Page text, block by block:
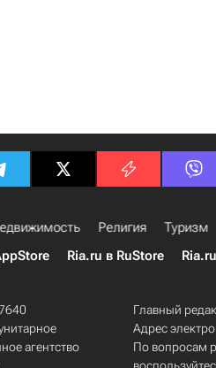
Религия Туризм
Ria.ru в RuStore
агентство
Главный
Адрес
По вопросам